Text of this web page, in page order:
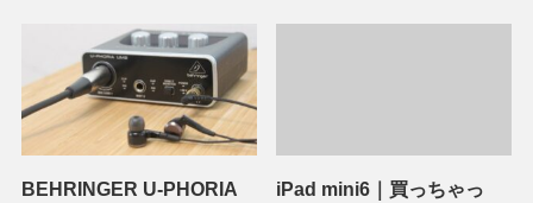
BEHRINGER U-PHORIA
iPad mini6｜買っちゃっ